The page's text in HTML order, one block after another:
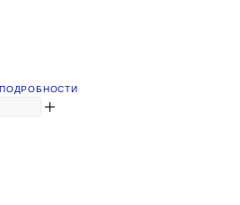
ПОДРОБНОСТИ